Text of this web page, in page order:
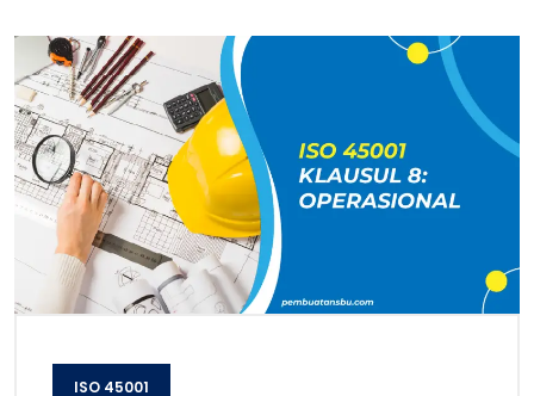
ISO 45001